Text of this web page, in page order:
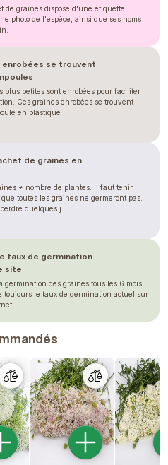
de graines dispose d'une étiquette
photo de l'espèce, ainsi que ses noms
enrobées se trouvent
plus petites sont enrobées pour faciliter
Ces graines enrobées se trouvent
en plastique ...
de graines en
≠ nombre de plantes. Il faut tenir
toutes les graines ne germeront pas.
quelques j...
taux de germination
site
germination des graines tous les 6 mois.
toujours le taux de germination actuel sur